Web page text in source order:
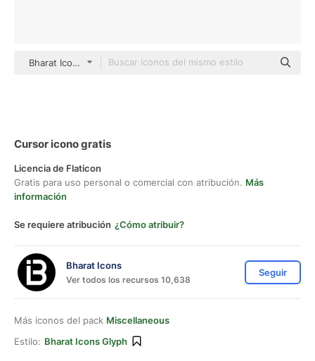
Bharat Icons Glyph
Cursor icono gratis
Licencia de Flaticon
Gratis para uso personal o comercial con atribución. Más
información
Se requiere atribución ¿Cómo atribuir?
Bharat Icons
Ver todos los recursos 10,638
Seguir
Más iconos del pack Miscellaneous
Estilo: Bharat Icons Glyph